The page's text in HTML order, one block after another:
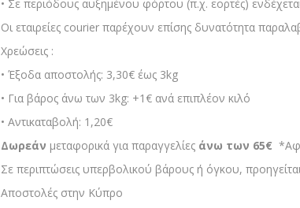
• Σε περιόδους αυξημένου φόρτου (π.χ. εορτές)
Οι εταιρείες courier παρέχουν επίσης δυνατότητα
Χρεώσεις :
• Έξοδα αποστολής: 3,30€ έως 3kg
• Για βάρος άνω των 3kg: +1€ ανά επιπλέον κιλό
• Αντικαταβολή: 1,20€
Δωρεάν μεταφορικά για παραγγελίες άνω των 65€
Σε περιπτώσεις υπερβολικού βάρους ή όγκου,
Αποστολές στην Κύπρο